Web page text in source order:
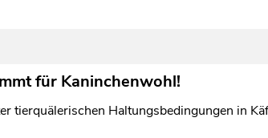
für Kaninchenwohl!
tierquälerischen Haltungsbedingungen in